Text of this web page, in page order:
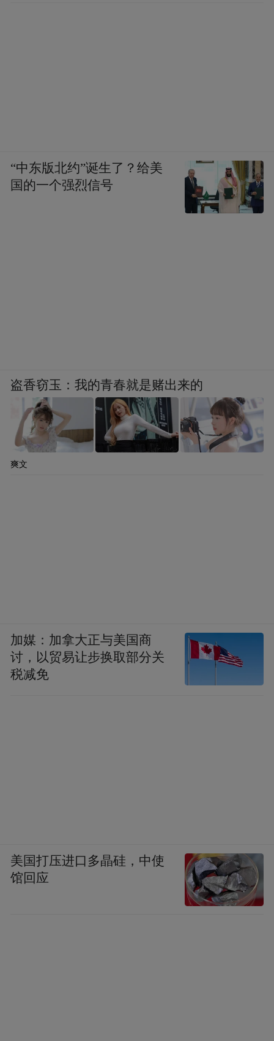
“中东版北约”诞生了？给美
国的一个强烈信号
盗香窃玉：我的青春就是赌出来的
爽文
加媒：加拿大正与美国商
讨，以贸易让步换取部分关
税减免
美国打压进口多晶硅，中使
馆回应